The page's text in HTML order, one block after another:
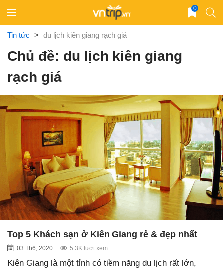
content
0
Tin tức > du lịch kiên giang rạch giá
Chủ đề: du lịch kiên giang
rạch giá
Top 5 Khách sạn ở Kiên Giang rẻ & đẹp nhất
03 Th6, 2020 5.3K lượt xem
Kiên Giang là một tỉnh có tiềm năng du lịch rất lớn,